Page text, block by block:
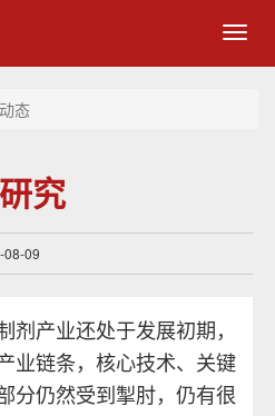
态
究
08-09
产业还处于发展初期，
业链条，核心技术、关键
分仍然受到掣肘，仍有很